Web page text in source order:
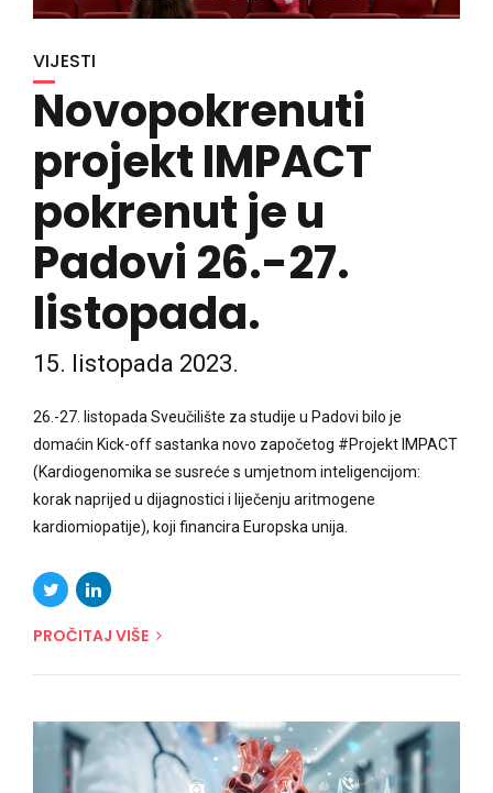
VIJESTI
Novopokrenuti
projekt IMPACT
pokrenut je u
Padovi 26.-27.
listopada.
15. listopada 2023.
26.-27. listopada Sveučilište za studije u Padovi bilo je
domaćin Kick-off sastanka novo započetog #Projekt IMPACT
(Kardiogenomika se susreće s umjetnom inteligencijom:
korak naprijed u dijagnostici i liječenju aritmogene
kardiomiopatije), koji financira Europska unija.
PROČITAJ VIŠE